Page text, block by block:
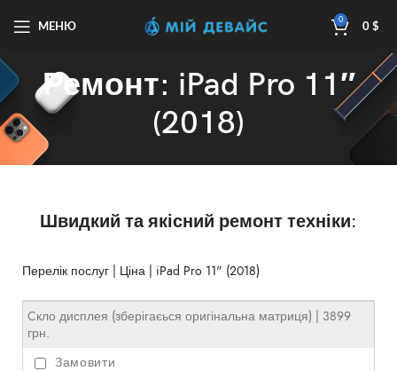
МЕНЮ
0
0$
Ремонт: iPad Pro 11″
(2018)
Швидкий та якісний ремонт техніки:
Перелік послуг | Ціна | iPad Pro 11" (2018)
Cкло дисплея (зберігаєься оригінальна матриця) | 3899
грн.